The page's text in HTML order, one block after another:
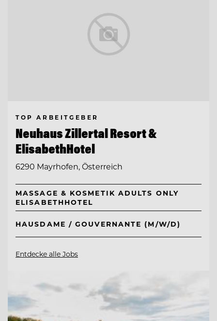
TOP ARBEITGEBER
Neuhaus Zillertal Resort &
ElisabethHotel
6290 Mayrhofen, Österreich
MASSAGE & KOSMETIK ADULTS ONLY
ELISABETHHOTEL
HAUSDAME / GOUVERNANTE (M/W/D)
Entdecke alle Jobs